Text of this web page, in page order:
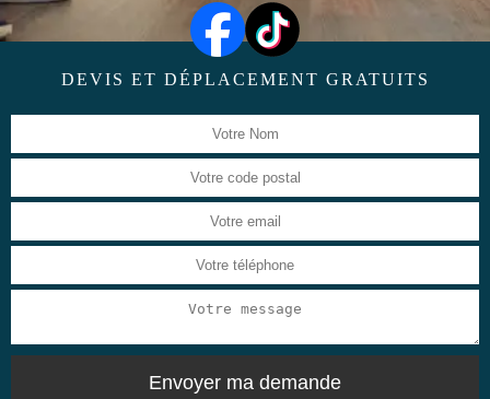
DEVIS ET DÉPLACEMENT GRATUITS